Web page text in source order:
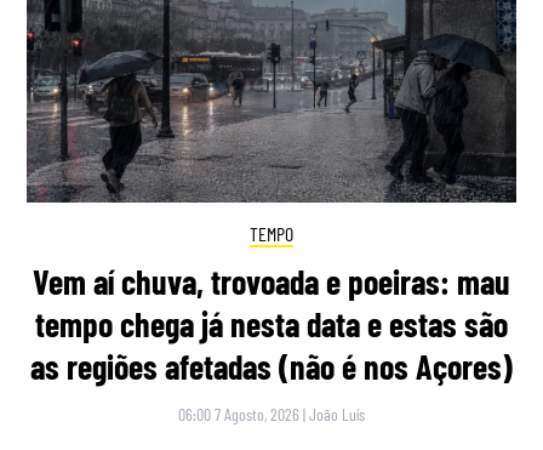
TEMPO
Vem aí chuva, trovoada e poeiras: mau
tempo chega já nesta data e estas são
as regiões afetadas (não é nos Açores)
06:00 7 Agosto, 2026 |João Luís